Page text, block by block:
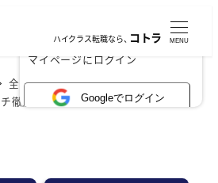
×
マイページにログイン
Googleでログイン
ハイクラス転職なら、コトラ MENU
全般
旅行好きの荷物必須アイテ
徹底レビュー